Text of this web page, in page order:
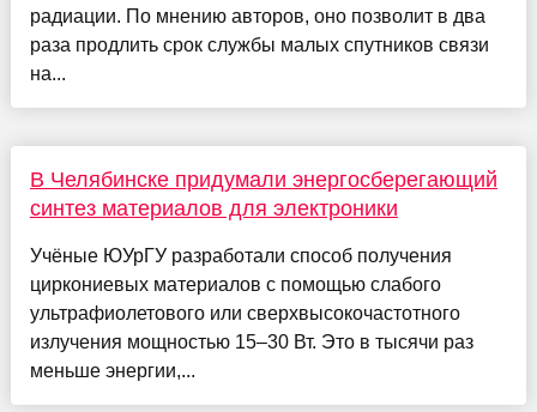
радиации. По мнению авторов, оно позволит в два
раза продлить срок службы малых спутников связи
на...
В Челябинске придумали энергосберегающий
синтез материалов для электроники
Учёные ЮУрГУ разработали способ получения
циркониевых материалов с помощью слабого
ультрафиолетового или сверхвысокочастотного
излучения мощностью 15–30 Вт. Это в тысячи раз
меньше энергии,...